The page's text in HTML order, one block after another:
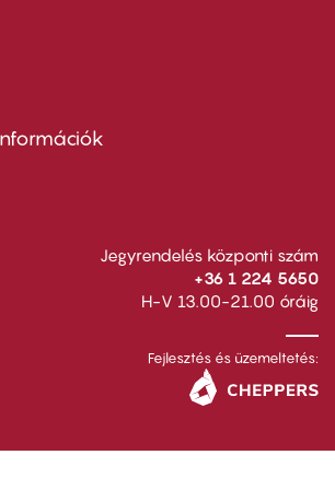
Jegyrendelés központi szám
+36 1 224 5650
H-V 13.00-21.00 óráig
Fejlesztés és üzemeltetés: